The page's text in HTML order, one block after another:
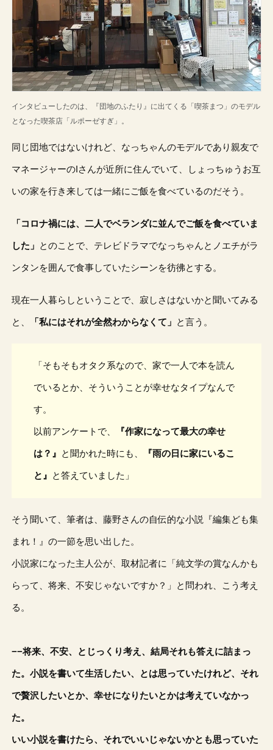
インタビューしたのは、『団地のふたり』に出てくる「喫茶まつ」のモデル
となった喫茶店「ルポーゼすぎ」。
同じ団地ではないけれど、なっちゃんのモデルであり親友で
マネージャーのIさんが近所に住んでいて、しょっちゅうお互
いの家を行き来しては一緒にご飯を食べているのだそう。
「コロナ禍には、二人でベランダに並んでご飯を食べていま
した」 とのことで、テレビドラマでなっちゃんとノエチがラ
ンタンを囲んで食事していたシーンを彷彿とする。
現在一人暮らしということで、寂しさはないかと聞いてみる
と、 「私にはそれが全然わからなくて」 と言う。
「そもそもオタク系なので、家で一人で本を読ん
でいるとか、そういうことが幸せなタイプなんで
す。
以前アンケートで、 『作家になって最大の幸せ
は？』 と聞かれた時にも、 『雨の日に家にいるこ
と』 と答えていました」
そう聞いて、筆者は、藤野さんの自伝的な小説『編集ども集
まれ！』の一節を思い出した。
小説家になった主人公が、取材記者に「純文学の賞なんかも
らって、将来、不安じゃないですか？」と問われ、こう考え
る。
−−将来、不安、とじっくり考え、結局それも答えに詰まっ
た。小説を書いて生活したい、とは思っていたけれど、それ
で贅沢したいとか、幸せになりたいとかは考えていなかっ
た。
いい小説を書けたら、それでいいじゃないかとも思っていた